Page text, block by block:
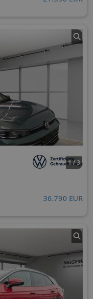
1 / 3
36.790 EUR